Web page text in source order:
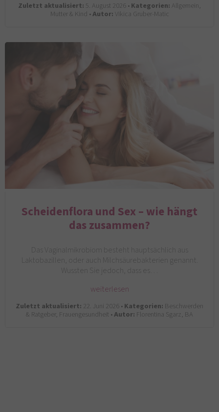
Zuletzt aktualisiert: 5. August 2026 •Kategorien: Allgemein,
Mutter & Kind •Autor:Vikica Gruber-Matic
Scheidenflora und Sex – wie hängt
das zusammen?
Das Vaginalmikrobiom besteht hauptsächlich aus
Laktobazillen, oder auch Milchsäurebakterien genannt.
Wussten Sie jedoch, dass es…
weiterlesen
Zuletzt aktualisiert: 22. Juni 2026 •Kategorien: Beschwerden
& Ratgeber, Frauengesundheit •Autor: Florentina Sgarz, BA